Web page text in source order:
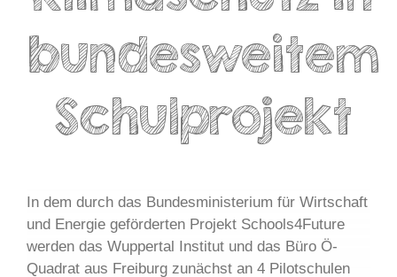
bundesweitem
Schulprojekt
In dem durch das Bundesministerium für Wirtschaft
und Energie geförderten Projekt Schools4Future
werden das Wuppertal Institut und das Büro Ö-
Quadrat aus Freiburg zunächst an 4 Pilotschulen